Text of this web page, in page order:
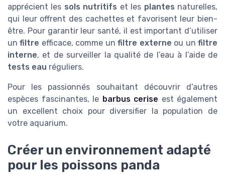
apprécient les sols nutritifs et les plantes naturelles,
qui leur offrent des cachettes et favorisent leur bien-
être. Pour garantir leur santé, il est important d’utiliser
unfiltre efficace, comme unfiltre externe ou unfiltre
interne, et de surveiller la qualité de l’eau à l’aide de
tests eau réguliers.
Pour les passionnés souhaitant découvrir d’autres
espèces fascinantes, le barbus cerise est également
un excellent choix pour diversifier la population de
votre aquarium.
Créer un environnement adapté
pour les poissons panda